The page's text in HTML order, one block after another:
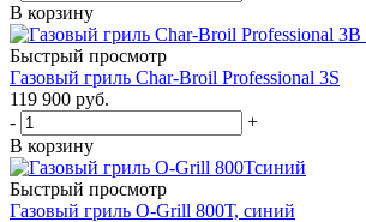
В корзину
Быстрый просмотр
Газовый гриль Char-Broil Professional 3S
119 900 руб.
-
+
В корзину
Быстрый просмотр
Газовый гриль O-Grill 800Т, синий